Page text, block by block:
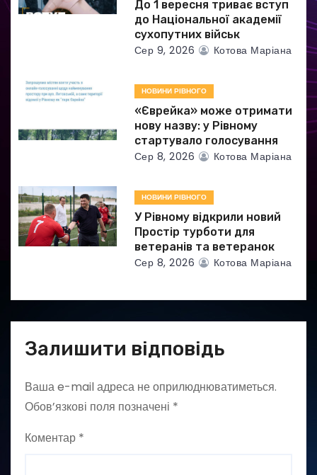
в
До 1 вересня триває вступ
до Національної академії
сухопутних військ
Сер 9, 2026 Котова Маріана
НОВИНИ РІВНОГО
«Єврейка» може отримати
нову назву: у Рівному
стартувало голосування
Сер 8, 2026 Котова Маріана
НОВИНИ РІВНОГО
У Рівному відкрили новий
Простір турботи для
ветеранів та ветеранок
Сер 8, 2026 Котова Маріана
Залишити відповідь
Ваша e-mail адреса не оприлюднюватиметься.
Обов’язкові поля позначені *
Коментар *